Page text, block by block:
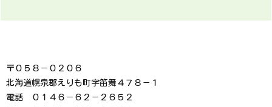
〒０５８－０２０６
北海道幌泉郡えりも町字笛舞４７８－１
電話 ０１４６－６２－２６５２